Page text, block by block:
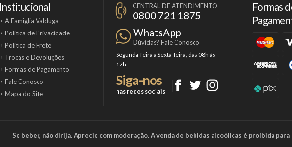
Institucional
A Famiglia Valduga
Política de Privacidade
Política de Frete
Trocas e Devoluções
Formas de Pagamento
Fale Conosco
Mapa do Site
CENTRAL DE ATENDIMENTO
0800 721 1875
WhatsApp
Dúvidas? Fale Conosco
Segunda-feira a Sexta-feira, das 08h às
17h.
Siga-nos
nas redes sociais
Formas
Se beber, não dirija. Aprecie com moderação. A venda de bebidas alcoólicas é proíbida para